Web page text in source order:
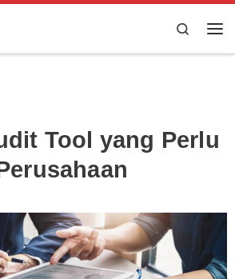
Search
Tool yang Perlu